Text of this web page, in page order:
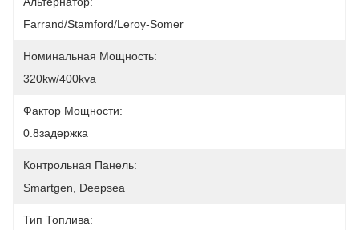
Farrand/Stamford/Leroy-Somer
Номинальная Мощность:
320kw/400kva
Фактор Мощности:
0.8задержка
Контрольная Панель:
Smartgen, Deepsea
Тип Топлива: